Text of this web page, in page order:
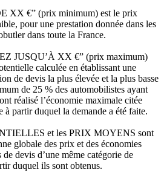
XX €” (prix minimum) est le prix
pour une prestation donnée dans les
dans toute la France.
JUSQU’À XX €” (prix maximum)
calculée en établissant une
de devis la plus élevée et la plus basse
de 25 % des automobilistes ayant
réalisé l’économie maximale citée
à partir duquel la demande a été faite.
et les PRIX MOYENS sont
globale des prix et des économies
devis d’une même catégorie de
duquel ils sont obtenus.